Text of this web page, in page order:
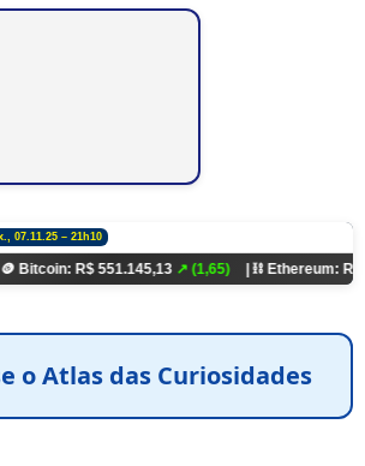
07.11.25 – 21h10
R$ 551.145,13↗ (1,65) | ⛓️ Ethereum: R$
o Atlas das Curiosidades